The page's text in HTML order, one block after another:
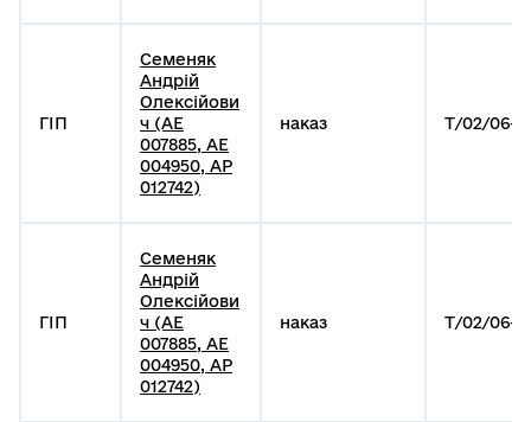
ГІП
Семеняк
Андрій
Олексійови
ч (АЕ
007885, АЕ
004950, АР
012742)
наказ Т/02/06-
ГІП
Семеняк
Андрій
Олексійови
ч (АЕ
007885, АЕ
004950, АР
012742)
наказ Т/02/06-